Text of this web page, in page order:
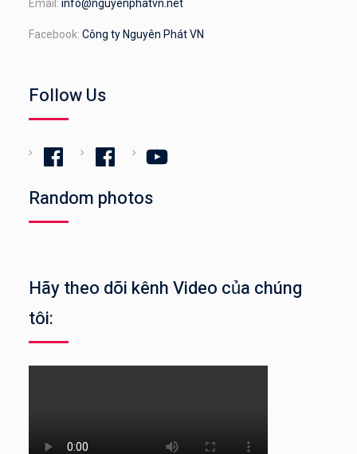
Email: info@nguyenphatvn.net
Facebook:Công ty Nguyên Phát VN
Follow Us
Facebook Facebook YouTube
Random photos
Hãy theo dõi kênh Video của chúng
tôi: